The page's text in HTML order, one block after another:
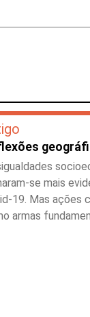
se mais
19. Mas ações
armas